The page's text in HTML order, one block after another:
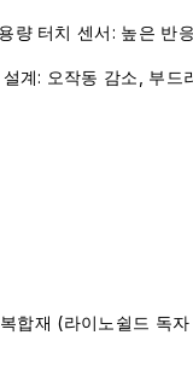
량 터치 센서: 높은 반
계: 오작동 감소, 부드
합재 (라이노쉴드 독